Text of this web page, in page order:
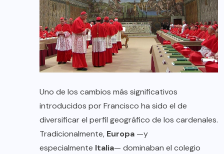
Uno de los cambios más significativos
introducidos por Francisco ha sido el de
diversificar el perfil geográfico de los cardenales.
Tradicionalmente, Europa —y
especialmente Italia— dominaban el colegio